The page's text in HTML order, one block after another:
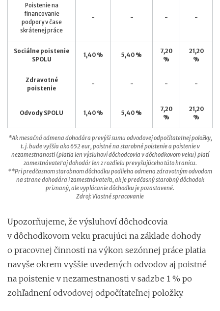
*Ak mesačná odmena dohodára prevýši sumu odvodovej odpočítateľnej položky,
t. j. bude vyššia ako 652 eur, poistné na starobné poistenie a poistenie v
nezamestnanosti (platia len výsluhoví dôchodcovia v dôchodkovom veku) platí
zamestnávateľ aj dohodár len z rozdielu prevyšujúceho túto hranicu.
**Pri predčasnom starobnom dôchodku podlieha odmena zdravotným odvodom
na strane dohodára i zamestnávateľa, ak je predčasný starobný dôchodok
priznaný, ale vyplácanie dôchodku je pozastavené.
Zdroj: Vlastné spracovanie
Poistenie na
financovanie
podpory v čase
skrátenej práce
- - - -
Sociálne poistenie
SPOLU
1,40 % 5,40 %
7,20
%
21,20
%
Zdravotné
poistenie
- - - -
Odvody SPOLU 1,40 % 5,40 %
7,20
%
21,20
%
Upozorňujeme, že výsluhoví dôchodcovia
v dôchodkovom veku pracujúci na základe dohody
o pracovnej činnosti na výkon sezónnej práce platia
navyše okrem vyššie uvedených odvodov aj poistné
na poistenie v nezamestnanosti v sadzbe 1 % po
zohľadnení odvodovej odpočítateľnej položky.